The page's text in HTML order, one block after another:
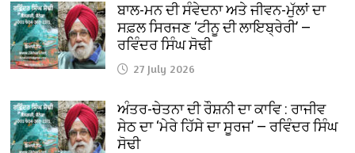
ਬਾਲ-ਮਨ ਦੀ ਸੰਵੇਦਨਾ ਅਤੇ ਜੀਵਨ-ਮੁੱਲਾਂ ਦਾ
ਸਫ਼ਲ ਸਿਰਜਣ ‘ਟੀਨੂ ਦੀ ਲਾਇਬ੍ਰੇਰੀ’ —
ਰਵਿੰਦਰ ਸਿੰਘ ਸੋਢੀ
27 July 2026
ਅੰਤਰ-ਚੇਤਨਾ ਦੀ ਰੌਸ਼ਨੀ ਦਾ ਕਾਵਿ : ਰਾਜੀਵ
ਸੇਠ ਦਾ ‘ਮੇਰੇ ਹਿੱਸੇ ਦਾ ਸੂਰਜ’ — ਰਵਿੰਦਰ ਸਿੰਘ
ਸੋਢੀ